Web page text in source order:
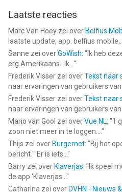
Laatste reacties
Marc Van Hoey zei over Belfius
laatste update, app. belfius mobile,...
Sanne zei overGoWish: " Ik heb
erg Amerikaans.. Ik... "
Frederik Visser zei overTekst naar
naar ervaringen van gebruikers van
Frederik Visser zei overTekst naar
naar ervaringen van gebruikers van
Mario van Gool zei overVue NL: "1
zoon niet meer in te loggen.... "
Thijs zei over Burgernet: "Bij het
bericht ""Er is iets... "
Barry zei over Klaverjas: " Ik speel
de app ‘Klaverjas... "
Catharina zei over DVHN - Nieuws